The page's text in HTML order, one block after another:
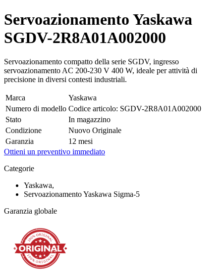
Servoazionamento Yaskawa
SGDV-2R8A01A002000
Servoazionamento compatto della serie SGDV, ingresso
servoazionamento AC 200-230 V 400 W, ideale per attività di
precisione in diversi contesti industriali.
Marca
Yaskawa
Numero di modello Codice articolo: SGDV-2R8A01A002000
Stato
In magazzino
Condizione
Nuovo Originale
Garanzia
12 mesi
Ottieni un preventivo immediato
Categorie
Yaskawa,
Servoazionamento Yaskawa Sigma-5
Garanzia globale